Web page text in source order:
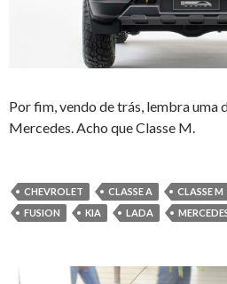
Por fim, vendo de trás, lembra uma
Mercedes. Acho que Classe M.
CHEVROLET CLASSE A CLASSE M
FUSION
KIA LADA